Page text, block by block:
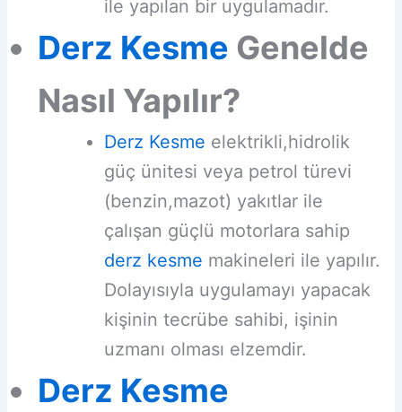
ile yapılan bir uygulamadır.
Derz Kesme Genelde
Nasıl Yapılır?
Derz Kesme elektrikli,hidrolik
güç ünitesi veya petrol türevi
(benzin,mazot) yakıtlar ile
çalışan güçlü motorlara sahip
derz kesme makineleri ile yapılır.
Dolayısıyla uygulamayı yapacak
kişinin tecrübe sahibi, işinin
uzmanı olması elzemdir.
Derz Kesme